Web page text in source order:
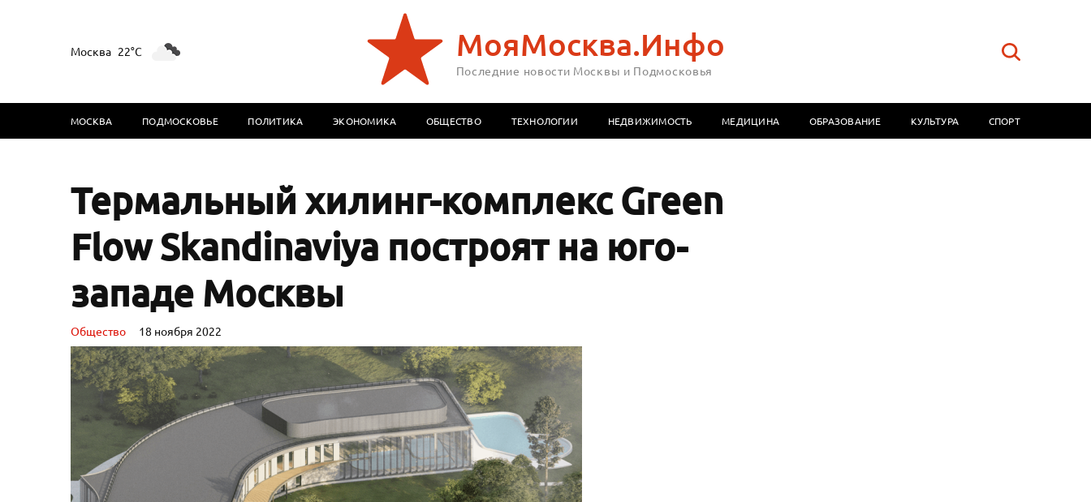
Москва 22°C МояМосква.Инфо
Последние новости Москвы и Подмосковья
МОСКВА ПОДМОСКОВЬЕ ПОЛИТИКА ЭКОНОМИКА ОБЩЕСТВО ТЕХНОЛОГИИ НЕДВИЖИМОСТЬ МЕДИЦИНА ОБРАЗОВАНИЕ КУЛЬТУРА СПОРТ
Термальный хилинг-комплекс Green
Flow Skandinaviya построят на юго-
западе Москвы
Oбщество 18 ноября 2022